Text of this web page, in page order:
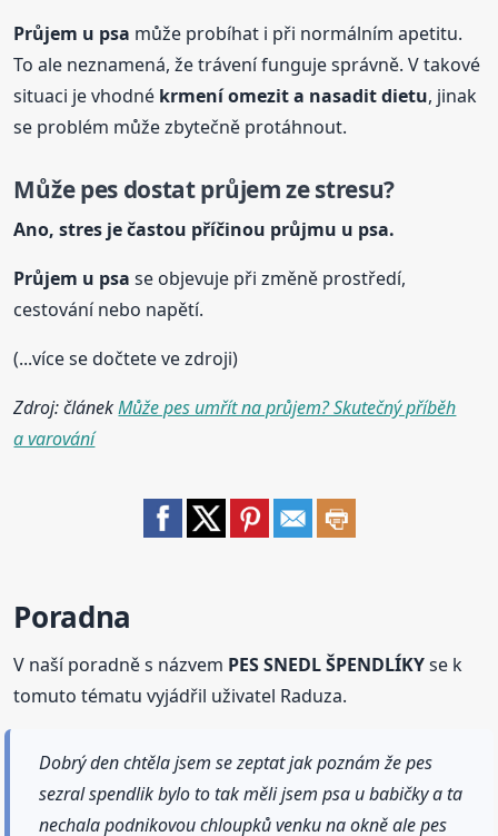
Průjem u psa může probíhat i při normálním apetitu.
To ale neznamená, že trávení funguje správně. V takové
situaci je vhodné krmení omezit a nasadit dietu, jinak
se problém může zbytečně protáhnout.
Může pes dostat průjem ze stresu?
Ano, stres je častou příčinou průjmu u psa.
Průjem u psa se objevuje při změně prostředí,
cestování nebo napětí.
(...více se dočtete ve zdroji)
Zdroj: článekMůže pes umřít na průjem? Skutečný příběh
a varování
Poradna
V naší poradně s názvem PES SNEDL ŠPENDLÍKYse k
tomuto tématu vyjádřil uživatel Raduza.
Dobrý den chtěla jsem se zeptat jak poznám že pes
sezral spendlik bylo to tak měli jsem psa u babičky a ta
nechala podnikovou chloupků venku na okně ale pes